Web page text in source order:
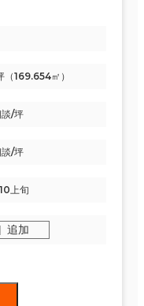
（169.654㎡）
/坪
/坪
上旬
追加